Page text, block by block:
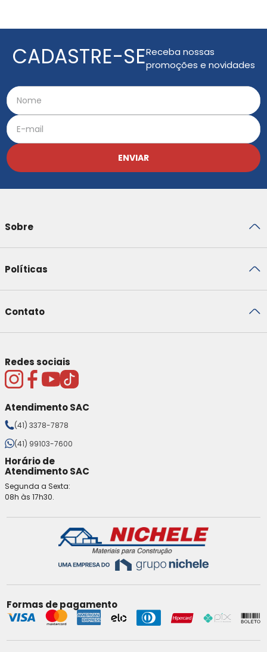
CADASTRE-SEReceba nossas
promoções e novidades
ENVIAR
Sobre
Políticas
Contato
Redes sociais
Atendimento SAC
(41) 3378-7878
(41) 99103-7600
Horário de
Atendimento SAC
Segunda a Sexta:
08h às 17h30.
Formas de pagamento